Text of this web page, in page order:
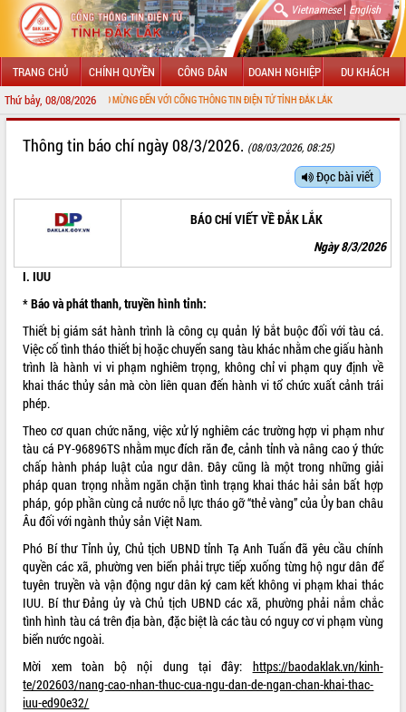
Vietnamese| English
TRANG CHỦ CHÍNH QUYỀN CÔNG DÂN DOANH NGHIỆP DU KHÁCH
Thứ bảy, 08/08/2026
CHÀO MỪNG ĐẾN VỚI CỔNG THÔNG TIN ĐIỆN TỬ TỈNH ĐẮK LẮK
UBND CÁC XÃ, PHƯỜNG
HỆ THỐNG VĂN BẢN
VĂN BẢN HĐND TỈNH
ĐIỂM TIN VĂN BẢN
QUY HOẠCH - KẾ HOẠCH
Thông tin báo chí ngày 08/3/2026. (08/03/2026, 08:25)
Đọc bài viết
BÁO CHÍ VIẾT VỀ ĐẮK LẮK
Ngày8/3/2026
I. IUU
* Báo và phát thanh, truyền hình tỉnh:
Thiết bị giám sát hành trình là công cụ quản lý bắt buộc đối với tàu cá.
Việc cố tình tháo thiết bị hoặc chuyển sang tàu khác nhằm che giấu hành
trình là hành vi vi phạm nghiêm trọng, không chỉ vi phạm quy định về
khai thác thủy sản mà còn liên quan đến hành vi tổ chức xuất cảnh trái
phép.
Theo cơ quan chức năng, việc xử lý nghiêm các trường hợp vi phạm như
tàu cá PY-96896TS nhằm mục đích răn đe, cảnh tỉnh và nâng cao ý thức
chấp hành pháp luật của ngư dân. Đây cũng là một trong những giải
pháp quan trọng nhằm ngăn chặn tình trạng khai thác hải sản bất hợp
pháp, góp phần cùng cả nước nỗ lực tháo gỡ “thẻ vàng” của Ủy ban châu
Âu đối với ngành thủy sản Việt Nam.
Phó Bí thư Tỉnh ủy, Chủ tịch UBND tỉnh Tạ Anh Tuấn đã yêu cầu chính
quyền các xã, phường ven biển phải trực tiếp xuống từng hộ ngư dân để
tuyên truyền và vận động ngư dân ký cam kết không vi phạm khai thác
IUU. Bí thư Đảng ủy và Chủ tịch UBND các xã, phường phải nắm chắc
tình hình tàu cá trên địa bàn, đặc biệt là các tàu có nguy cơ vi phạm vùng
biển nước ngoài.
Mời xem toàn bộ nội dung tại đây: https://baodaklak.vn/kinh-
te/202603/nang-cao-nhan-thuc-cua-ngu-dan-de-ngan-chan-khai-thac-
iuu-ed90e32/